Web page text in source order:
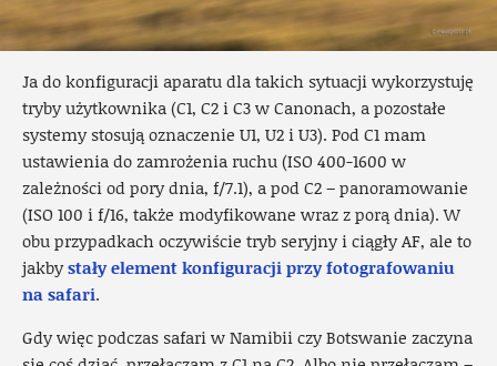
Ja do konfiguracji aparatu dla takich sytuacji wykorzystuję
tryby użytkownika (C1, C2 i C3 w Canonach, a pozostałe
systemy stosują oznaczenie U1, U2 i U3). Pod C1 mam
ustawienia do zamrożenia ruchu (ISO 400-1600 w
zależności od pory dnia, f/7.1), a pod C2 – panoramowanie
(ISO 100 i f/16, także modyfikowane wraz z porą dnia). W
obu przypadkach oczywiście tryb seryjny i ciągły AF, ale to
jakbystały element konfiguracji przy fotografowaniu
na safari.
Gdy więc podczas safari w Namibii czy Botswanie zaczyna